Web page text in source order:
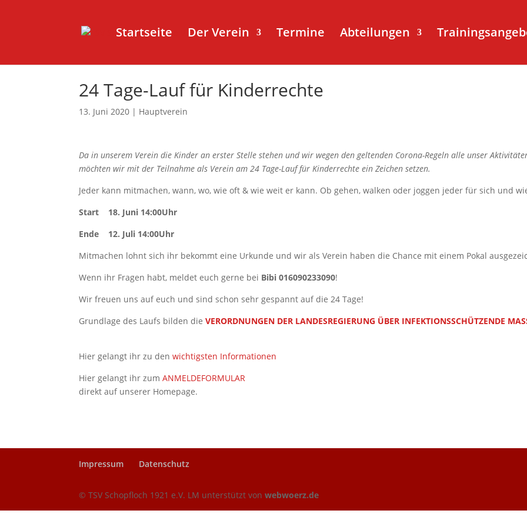
Startseite Der Verein Termine Abteilungen
24 Tage-Lauf für Kinderrechte
13. Juni 2020 | Hauptverein
Da in unserem Verein die Kinder an erster Stelle stehen und wir wegen den geltenden Corona-Regeln alle unser
möchten wir mit der Teilnahme als Verein am 24 Tage-Lauf für Kinderrechte ein Zeichen setzen.
Jeder kann mitmachen, wann, wo, wie oft & wie weit er kann. Ob gehen, walken oder joggen jeder für sich und
Start 18. Juni 14:00Uhr
Ende 12. Juli 14:00Uhr
Mitmachen lohnt sich ihr bekommt eine Urkunde und wir als Verein haben die Chance mit einem Pokal
Wenn ihr Fragen habt, meldet euch gerne bei Bibi 016090233090!
Wir freuen uns auf euch und sind schon sehr gespannt auf die 24 Tage!
Grundlage des Laufs bilden dieVERORDNUNGEN DER LANDESREGIERUNG ÜBER INFEKTIONSSCHÜTZENDE
Hier gelangt ihr zu denwichtigsten Informationen
Hier gelangt ihr zumANMELDEFORMULAR
direkt auf unserer Homepage.
Impressum Datenschutz
© TSV Schopfloch 1921 e.V. LM unterstützt vonwebwoerz.de